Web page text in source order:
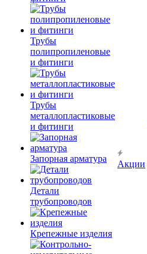
Трубы
полипропиленовые
и фитинги
Трубы
металлопластиковые
и фитинги
Запорная арматура
Детали
трубопроводов
Крепежные изделия
Акции